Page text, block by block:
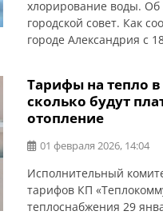
хлорирование воды. Об
городской совет. Как
городе Александрия с
В период
с повышенным
Тарифы на тепло
сколько будут
отопление
01 февраля 2026, 14:04
Исполнительный
тарифов КП
теплоснабжения 29